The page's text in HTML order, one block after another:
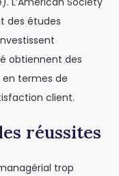
des études
obtiennent des
termes de
client.
réussites
trop